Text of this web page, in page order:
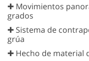
✚ Movimientos
grados
✚ Sistema de
grúa
✚ Hecho de material